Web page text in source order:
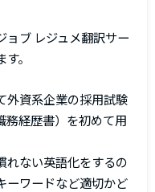
ブ レジュメ翻訳サー
。
外資系企業の採用試験
務経歴書）を初めて用
れない英語化をするの
ーワードなど適切かど